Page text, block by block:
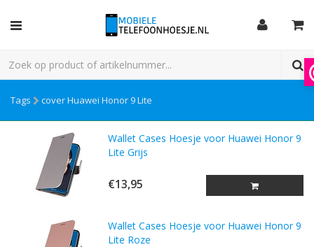
Tags cover Huawei Honor 9 Lite
Wallet Cases Hoesje voor Huawei Honor 9
Lite Grijs
€13,95
Wallet Cases Hoesje voor Huawei Honor 9
Lite Roze